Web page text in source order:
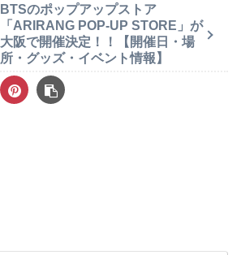
BTSのポップアップストア
「ARIRANG POP-UP STORE」が
大阪で開催決定！！【開催日・場
所・グッズ・イベント情報】